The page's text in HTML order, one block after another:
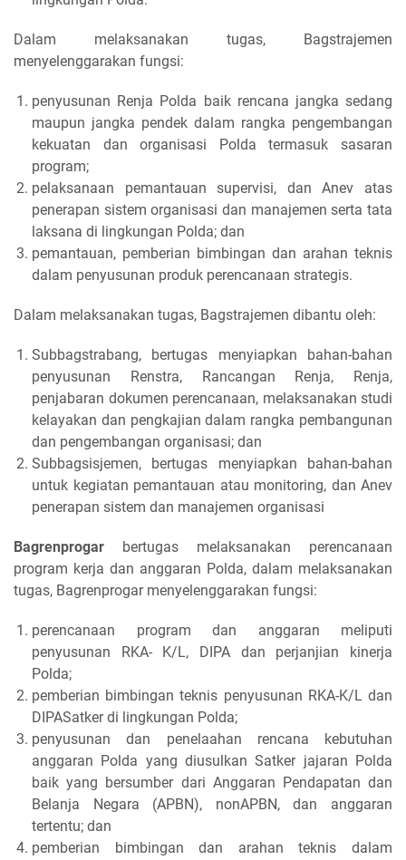
Dalam melaksanakan tugas, Bagstrajemen
menyelenggarakan fungsi:
penyusunan Renja Polda baik rencana jangka sedang
maupun jangka pendek dalam rangka pengembangan
kekuatan dan organisasi Polda termasuk sasaran
program;
pelaksanaan pemantauan supervisi, dan Anev atas
penerapan sistem organisasi dan manajemen serta tata
laksana di lingkungan Polda; dan
pemantauan, pemberian bimbingan dan arahan teknis
dalam penyusunan produk perencanaan strategis.
Dalam melaksanakan tugas, Bagstrajemen dibantu oleh:
Subbagstrabang, bertugas menyiapkan bahan-bahan
penyusunan Renstra, Rancangan Renja, Renja,
penjabaran dokumen perencanaan, melaksanakan studi
kelayakan dan pengkajian dalam rangka pembangunan
dan pengembangan organisasi; dan
Subbagsisjemen, bertugas menyiapkan bahan-bahan
untuk kegiatan pemantauan atau monitoring, dan Anev
penerapan sistem dan manajemen organisasi
Bagrenprogar bertugas melaksanakan perencanaan
program kerja dan anggaran Polda, dalam melaksanakan
tugas, Bagrenprogar menyelenggarakan fungsi:
perencanaan program dan anggaran meliputi
penyusunan RKA- K/L, DIPA dan perjanjian kinerja
Polda;
pemberian bimbingan teknis penyusunan RKA-K/L dan
DIPASatker di lingkungan Polda;
penyusunan dan penelaahan rencana kebutuhan
anggaran Polda yang diusulkan Satker jajaran Polda
baik yang bersumber dari Anggaran Pendapatan dan
Belanja Negara (APBN), nonAPBN, dan anggaran
tertentu; dan
pemberian bimbingan dan arahan teknis dalam